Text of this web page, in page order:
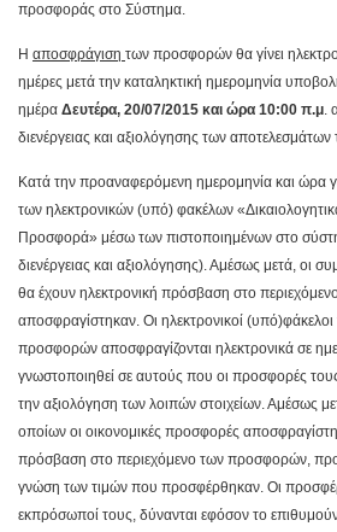
προσφοράς στο Σύστημα.
Η αποσφράγιση των προσφορών θα γίνει
ημέρες μετά την καταληκτική ημερομηνία
ημέρα Δευτέρα, 20/07/2015 και ώρα 10:00 π.μ.
διενέργειας και αξιολόγησης των
Κατά την προαναφερόμενη ημερομηνία και ώρα
των ηλεκτρονικών (υπό) φακέλων
Προσφορά» μέσω των πιστοποιημένων στο
διενέργειας και αξιολόγησης). Αμέσως μετά, οι
θα έχουν ηλεκτρονική πρόσβαση στο
αποσφραγίστηκαν. Οι ηλεκτρονικοί
προσφορών αποσφραγίζονται ηλεκτρονικά σε
γνωστοποιηθεί σε αυτούς που οι προσφορές
την αξιολόγηση των λοιπών στοιχείων. Αμέσως
οποίων οι οικονομικές προσφορές
πρόσβαση στο περιεχόμενο των προσφορών,
γνώση των τιμών που προσφέρθηκαν. Οι
εκπρόσωποί τους, δύνανται εφόσον το